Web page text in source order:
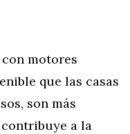
motores
que las casas
son más
a la